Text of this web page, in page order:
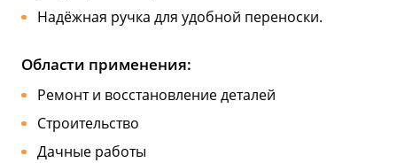
Надёжная ручка для удобной переноски.
Области применения:
Ремонт и восстановление деталей
Строительство
Дачные работы